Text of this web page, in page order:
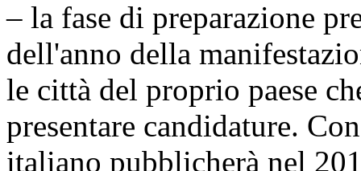
– la fase di preparazione
dell'anno della
le città del proprio paese
presentare candidature.
italiano pubblicherà nel